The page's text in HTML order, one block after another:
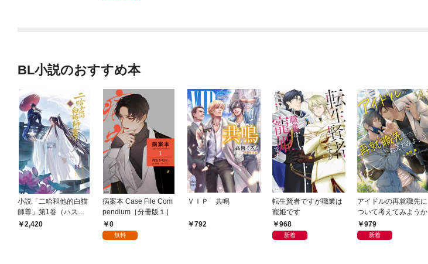
BL小説のおすすめ本
小説「二哈和他的白猫
師尊」第1巻（ハスキ
ーとかれのしろねこし
2,420
病案本 Case File Com
pendium［分冊版１］
0
無料
ＶＩＰ 共鳴
792
転生賢者ですが職業は
寵姫です
968
新着
アイドルの再就職先に
ついて考えてみようか
979
新着